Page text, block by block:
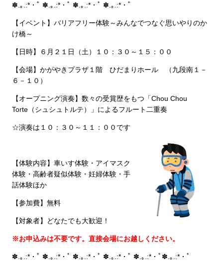
✽.｡.:*・ﾟ ✽.｡.:*・ﾟ ✽.｡.:*・ﾟ ✽.｡.:*・ﾟ
【イベント】バリアフリー体験～みんなでつなぐ思いやりのか
け橋～
【日時】６月２１日（土）１０：３０～１５：００
【会場】かがやきプラザ１階 ひだまりホール （九段南１－
６－１０）
【オープニング演奏】数々の受賞歴をもつ「Chou Chou
Torte（シュシュトルテ）」によるフルート二重奏
☆演奏は１０：３０～１１：００です
【体験内容】車いす体験・アイマスク
体験・高齢者疑似体験・妊婦体験・手
話体験ほか
【参加費】無料
【対象者】どなたでも大歓迎！
※お申込みは不要です。直接会場にお越しください。
✽.｡.:*・ﾟ ✽.｡.:*・ﾟ ✽.｡.:*・ﾟ ✽.｡.:*・ﾟ ✽.｡.:*・ﾟ✽.｡.:*・ﾟ